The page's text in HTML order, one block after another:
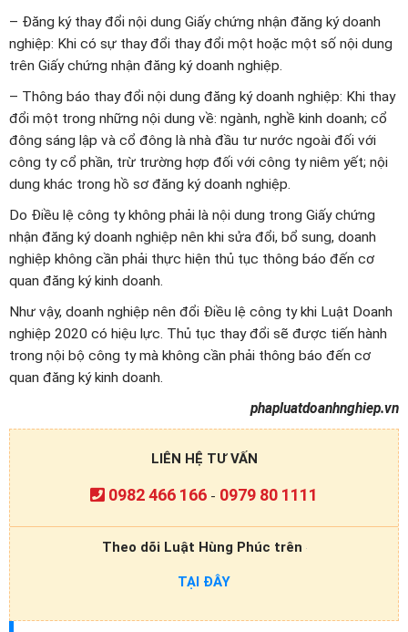
– Đăng ký thay đổi nội dung Giấy chứng nhận đăng ký doanh
nghiệp: Khi có sự thay đổi thay đổi một hoặc một số nội dung
trên Giấy chứng nhận đăng ký doanh nghiệp.
– Thông báo thay đổi nội dung đăng ký doanh nghiệp: Khi thay
đổi một trong những nội dung về: ngành, nghề kinh doanh; cổ
đông sáng lập và cổ đông là nhà đầu tư nước ngoài đối với
công ty cổ phần, trừ trường hợp đối với công ty niêm yết; nội
dung khác trong hồ sơ đăng ký doanh nghiệp.
Do Điều lệ công ty không phải là nội dung trong Giấy chứng
nhận đăng ký doanh nghiệp nên khi sửa đổi, bổ sung, doanh
nghiệp không cần phải thực hiện thủ tục thông báo đến cơ
quan đăng ký kinh doanh.
Như vậy, doanh nghiệp nên đổi Điều lệ công ty khi Luật Doanh
nghiệp 2020 có hiệu lực. Thủ tục thay đổi sẽ được tiến hành
trong nội bộ công ty mà không cần phải thông báo đến cơ
quan đăng ký kinh doanh.
phapluatdoanhnghiep.vn
LIÊN HỆ TƯ VẤN
0982 466 166 - 0979 80 1111
Theo dõi Luật Hùng Phúc trên
TẠI ĐÂY